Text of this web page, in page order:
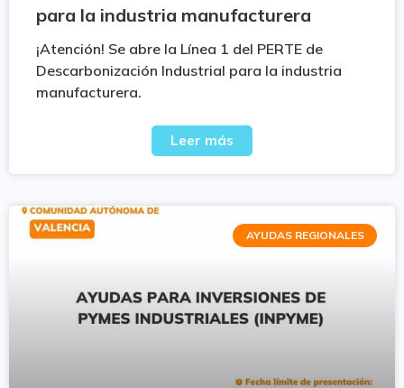
para la industria manufacturera
¡Atención! Se abre la Línea 1 del PERTE de
Descarbonización Industrial para la industria
manufacturera.
Leer más
AYUDAS REGIONALES